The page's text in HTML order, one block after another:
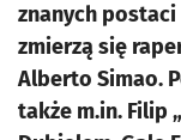
znanych
zmierzą się
Alberto Simao.
także m.in. Filip